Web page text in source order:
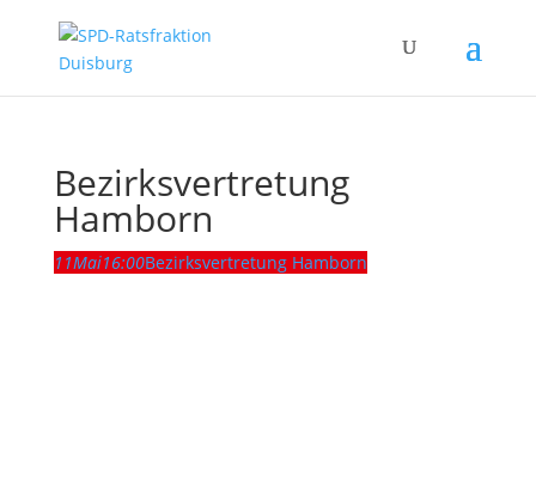
Bezirksvertretung
Hamborn
11Mai16:00Bezirksvertretung Hamborn